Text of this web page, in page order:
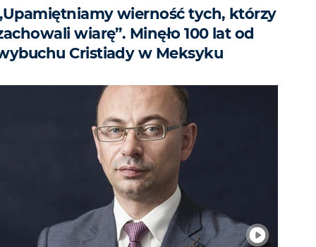
wierność tych, którzy
wiarę”. Minęło 100 lat od
Cristiady w Meksyku